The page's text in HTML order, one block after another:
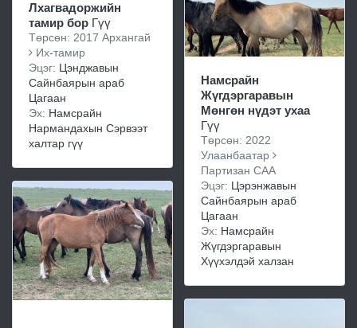
Лхагвадоржийн
тамир бор Гүү
Төрсөн: 2017 Архангай
Их-тамир
Эцэг: Цэнджавын
Сайнбаярын араб
Цагаан
Эх: Намсрайн
Нармандахын Сэрвээт
халтар гүү
Намсрайн
Жүгдэргаравын
Мөнгөн нүдэт ухаа
Гүү
Төрсөн: 2022
Улаанбаатар
Партизан САА
Эцэг: Цэрэнжавын
Сайнбаярын араб
Цагаан
Эх: Намсрайн
Жүгдэргаравын
Хүүхэлдэй халзан